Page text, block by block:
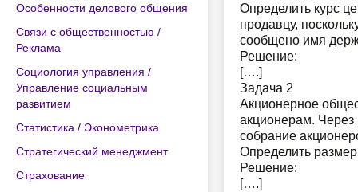
Особенности делового общения
Связи с общественностью /
Реклама
Социология управления /
Управление социальным
развитием
Статистика / Эконометрика
Стратегический менеджмент
Страхование
Определить курс
продавцу,
сообщено имя
Решение:
[….]
Задача 2
Акционерное
акционерам. Через
собрание
Определить
Решение:
[….]